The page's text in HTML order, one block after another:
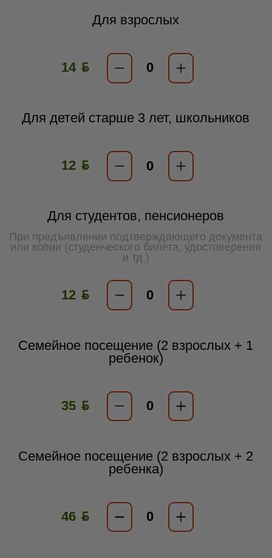
Для взрослых
14 ƃ
Для детей старше 3 лет, школьников
12 ƃ
Для студентов, пенсионеров
При предъявлении подтверждающего документа
или копии (студенческого билета, удостоверения
и тд.)
12 ƃ
Семейное посещение (2 взрослых + 1
ребенок)
35 ƃ
Семейное посещение (2 взрослых + 2
ребенка)
46 ƃ